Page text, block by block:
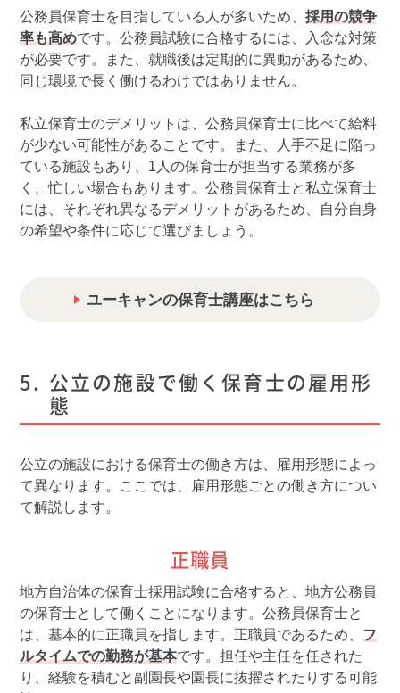
公務員保育士を目指している人が多いため、 採用の競争
率も高めです。公務員試験に合格するには、入念な対策
が必要です。また、就職後は定期的に異動があるため、
同じ環境で長く働けるわけではありません。
私立保育士のデメリットは、公務員保育士に比べて給料
が少ない可能性があることです。また、人手不足に陥っ
ている施設もあり、1人の保育士が担当する業務が多
く、忙しい場合もあります。公務員保育士と私立保育士
には、それぞれ異なるデメリットがあるため、自分自身
の希望や条件に応じて選びましょう。
ユーキャンの保育士講座はこちら
公立の施設で働く保育士の雇用形
態
公立の施設における保育士の働き方は、雇用形態によっ
て異なります。ここでは、雇用形態ごとの働き方につい
て解説します。
正職員
地方自治体の保育士採用試験に合格すると、地方公務員
の保育士として働くことになります。公務員保育士と
は、基本的に正職員を指します。正職員であるため、 フ
ルタイムでの勤務が基本です。担任や主任を任された
り、経験を積むと副園長や園長に抜擢されたりする可能